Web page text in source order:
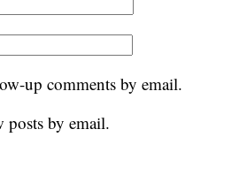
up comments by email.
by email.